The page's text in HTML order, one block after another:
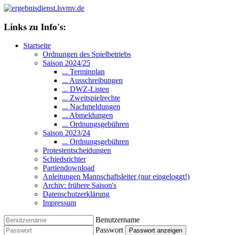
Links zu Info's:
Startseite
Ordnungen des Spielbetriebs
Saison 2024/25
... Terminplan
... Ausschreibungen
... DWZ-Listen
... Zweitspielrechte
... Nachmeldungen
... Abmeldungen
... Ordnungsgebühren
Saison 2023/24
... Ordnungsgebühren
Protestentscheidungen
Schiedsrichter
Partiendownload
Anleitungen Mannschaftsleiter (nur eingeloggt!)
Archiv: frühere Saison's
Datenschutzerklärung
Impressum
Benutzername
Passwort
Passwort anzeigen